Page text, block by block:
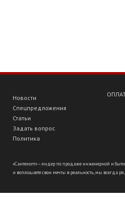
Новости
Спецпредложения
Статьи
Задать вопрос
Политика
«Сантехопт» – лидер по продаже инженерной и
и воплощаете свои мечты в реальность, мы всегда